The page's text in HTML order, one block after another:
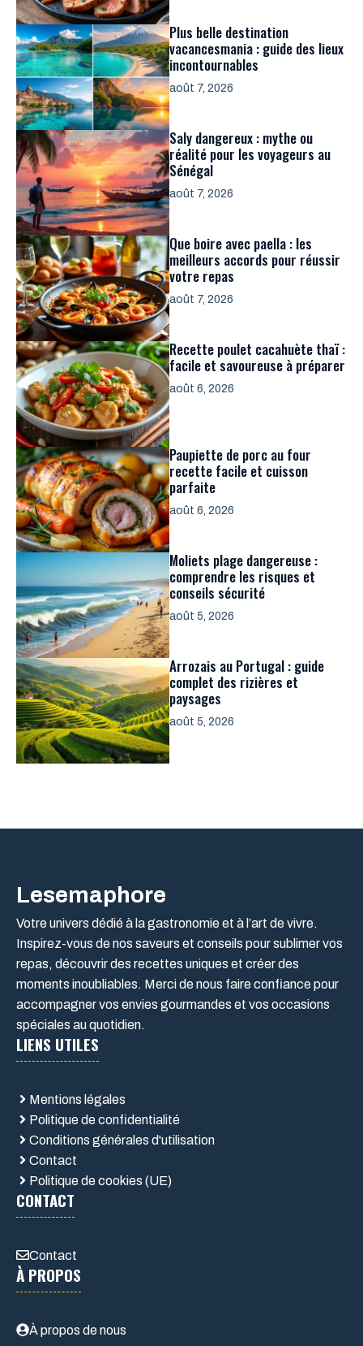
Plus belle destination
vacancesmania : guide des lieux
incontournables
août 7, 2026
Saly dangereux : mythe ou
réalité pour les voyageurs au
Sénégal
août 7, 2026
Que boire avec paella : les
meilleurs accords pour réussir
votre repas
août 7, 2026
Recette poulet cacahuète thaï :
facile et savoureuse à préparer
août 6, 2026
Paupiette de porc au four
recette facile et cuisson
parfaite
août 6, 2026
Moliets plage dangereuse :
comprendre les risques et
conseils sécurité
août 5, 2026
Arrozais au Portugal : guide
complet des rizières et
paysages
août 5, 2026
Lesemaphore
Votre univers dédié à la gastronomie et à l’art de vivre.
Inspirez-vous de nos saveurs et conseils pour sublimer vos
repas, découvrir des recettes uniques et créer des
moments inoubliables. Merci de nous faire confiance pour
accompagner vos envies gourmandes et vos occasions
spéciales au quotidien.
LIENS UTILES
Mentions légales
Politique de confidentialité
Conditions générales d'utilisation
Contact
Politique de cookies (UE)
CONTACT
Contact
À PROPOS
À propos de nous